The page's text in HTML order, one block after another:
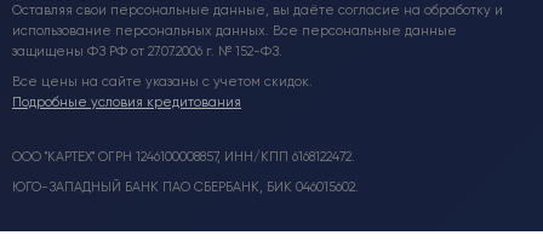
Оставляя свои персональные данные, вы даёте согласие на обработку и
использование персональных данных. Все персональные данные
защищены ФЗ РФ от 27.07.2006 г. № 152-ФЗ.
Все цены на сайте указаны с учетом скидок.
Подробные условия кредитования
ООО "КАРТЕХ" ОГРН 1246100008857, ИНН/КПП 6168122472.
ЮГО-ЗАПАДНЫЙ БАНК ПАО СБЕРБАНК, БИК 046015602.